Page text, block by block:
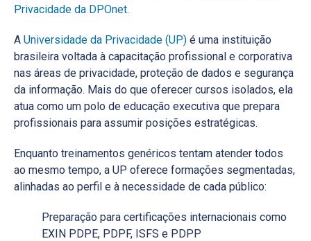
Privacidade da DPOnet.
A Universidade da Privacidade (UP) é uma instituição
brasileira voltada à capacitação profissional e corporativa
nas áreas de privacidade, proteção de dados e segurança
da informação. Mais do que oferecer cursos isolados, ela
atua como um polo de educação executiva que prepara
profissionais para assumir posições estratégicas.
Enquanto treinamentos genéricos tentam atender todos
ao mesmo tempo, a UP oferece formações segmentadas,
alinhadas ao perfil e à necessidade de cada público:
Preparação para certificações internacionais como
EXIN PDPE, PDPF, ISFS e PDPP